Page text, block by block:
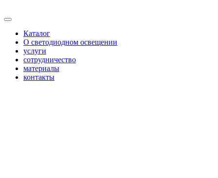
Каталог
О светодиодном освещении
услуги
сотрудничество
материалы
контакты